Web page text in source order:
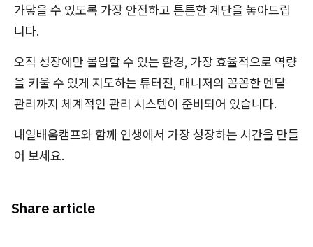
가닿을 수 있도록 가장 안전하고 튼튼한 계단을 놓아드립
니다.
오직 성장에만 몰입할 수 있는 환경, 가장 효율적으로 역량
을 키울 수 있게 지도하는 튜터진, 매니저의 꼼꼼한 멘탈
관리까지 체계적인 관리 시스템이 준비되어 있습니다.
내일배움캠프와 함께 인생에서 가장 성장하는 시간을 만들
어 보세요.
Share article